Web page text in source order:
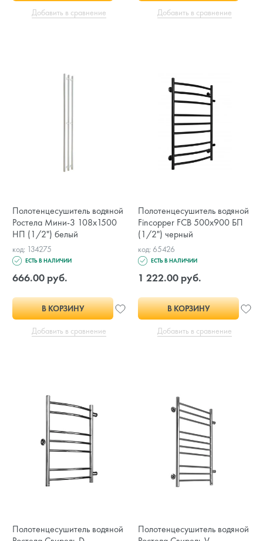
Добавить в сравнение Добавить в сравнение
Полотенцесушитель водяной
Ростела Мини-3 108х1500
НП (1/2") белый
код: 134275
ЕСТЬ В НАЛИЧИИ
666.00 руб.
В КОРЗИНУ
Добавить в сравнение
Полотенцесушитель водяной
Fincopper FCB 500х900 БП
(1/2") черный
код: 65426
ЕСТЬ В НАЛИЧИИ
1 222.00 руб.
В КОРЗИНУ
Добавить в сравнение
Полотенцесушитель водяной
Полотенцесушитель водяной